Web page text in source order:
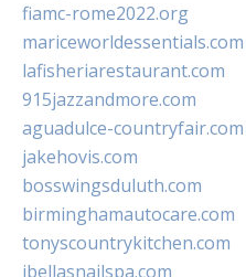
fiamc-rome2022.org
mariceworldessentials.com
lafisheriarestaurant.com
915jazzandmore.com
aguadulce-countryfair.com
jakehovis.com
bosswingsduluth.com
birminghamautocare.com
tonyscountrykitchen.com
jbellasnailspa.com